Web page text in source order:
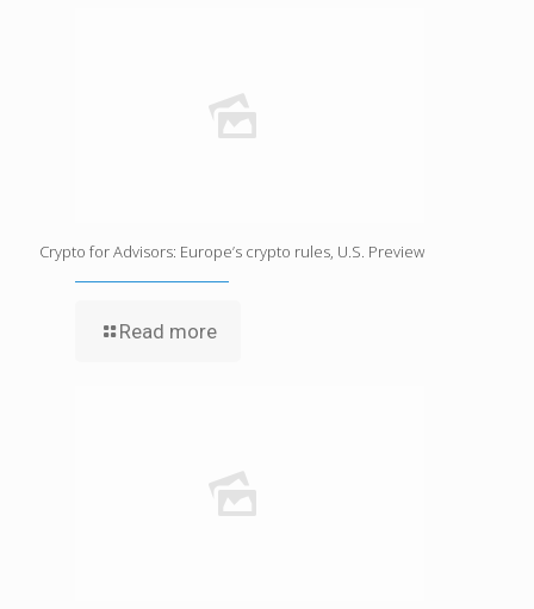
Crypto for Advisors: Europe’s crypto rules, U.S. Preview
Read more